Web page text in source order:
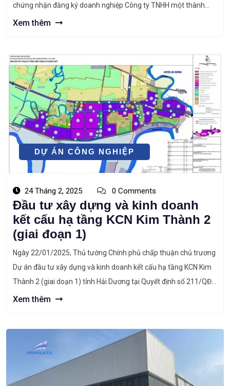
chứng nhận đăng ký doanh nghiệp Công ty TNHH một thành
viên, mã số doanh nghiệp 0801407982 do Sở Kế hoạch và Đầu
Xem thêm
DỰ ÁN CÔNG NGHIỆP
24 Tháng 2, 2025 0 Comments
Đầu tư xây dựng và kinh doanh
kết cấu hạ tầng KCN Kim Thành 2
(giai đoạn 1)
Ngày 22/01/2025, Thủ tướng Chính phủ chấp thuận chủ trương
Dự án đầu tư xây dựng và kinh doanh kết cấu hạ tầng KCN Kim
Thành 2 (giai doạn 1) tỉnh Hải Dương tại Quyết định số 211/QĐ-
TTg với quy mô 234,63 ha. Thông tin dự án KCN Kim Thành 2
Xem thêm